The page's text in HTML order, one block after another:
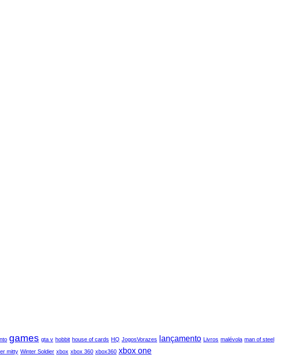
games gta v hobbit house of cards HQ JogosVorazes lançamento Livros malévola man of steel
mitty Winter Soldier xbox xbox 360 xbox360 xbox one